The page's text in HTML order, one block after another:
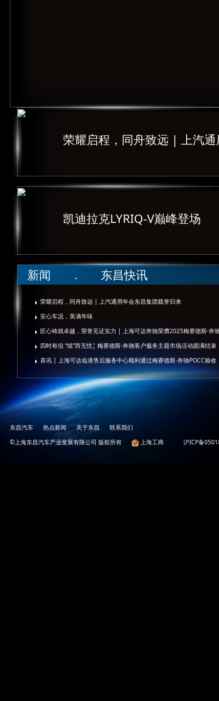
荣耀启程，同舟致远 | 上汽
凯迪拉克LYRIQ-V巅峰登场
新闻 . 东昌快讯
荣耀启程，同舟致远 | 上汽通用年会东昌集团载誉归来
安心车况，美满年味
匠心铸就卓越，荣誉见证实力 | 上海可达奔驰荣膺2025梅赛德斯-奔
四时有信 “续”而无忧¦ 梅赛德斯-奔驰客户服务主题市场活动圆满结束
喜讯 | 上海可达临港售后服务中心顺利通过梅赛德斯-奔驰POCC验收
东昌汽车 热点新闻 关于东昌
联系我们
©上海东昌汽车产业发展有限公司 版权所有
上海工商 沪ICP备